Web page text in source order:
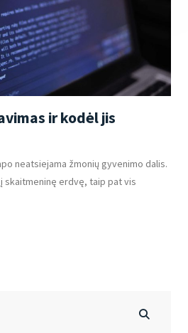
ir kodėl jis
neatsiejama žmonių gyvenimo dalis.
skaitmeninę erdvę, taip pat vis